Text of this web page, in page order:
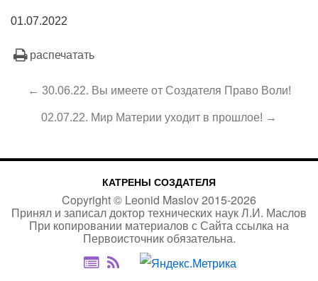
01.07.2022
распечатать
← 30.06.22. Вы имеете от Создателя Право Воли!
02.07.22. Мир Материи уходит в прошлое! →
КАТРЕНЫ СОЗДАТЕЛЯ
Copyright © Leonid Maslov2015-2026
Принял и записал доктор технических наук Л.И. Маслов
При копировании материалов с Сайтассылка на
Первоисточникобязательна.